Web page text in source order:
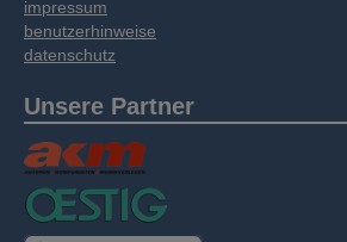
impressum
benutzerhinweise
datenschutz
Unsere Partner